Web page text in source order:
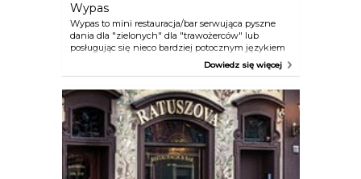
Wypas
Wypas to mini restauracja/bar serwująca pyszne
dania dla "zielonych" dla "trawożerców" lub
posługując się nieco bardziej potocznym językiem
dla wegetarian i wegan. Menu, bazujące w 100% na
roślinnych produktach zmienia się codziennie.
przygotowywane również z myślą o osobach
uczulonych na gluten, orzechy czy laktozę. W
menu można zawsze również odnaleźć wiele dań
inspirowanych produktami sezonowymi.
Dowiedz się więcej